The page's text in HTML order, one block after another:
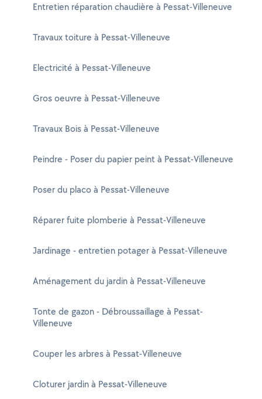
Entretien réparation chaudière à Pessat-Villeneuve
Travaux toiture à Pessat-Villeneuve
Electricité à Pessat-Villeneuve
Gros oeuvre à Pessat-Villeneuve
Travaux Bois à Pessat-Villeneuve
Peindre - Poser du papier peint à Pessat-Villeneuve
Poser du placo à Pessat-Villeneuve
Réparer fuite plomberie à Pessat-Villeneuve
Jardinage - entretien potager à Pessat-Villeneuve
Aménagement du jardin à Pessat-Villeneuve
Tonte de gazon - Débroussaillage à Pessat-
Villeneuve
Couper les arbres à Pessat-Villeneuve
Cloturer jardin à Pessat-Villeneuve